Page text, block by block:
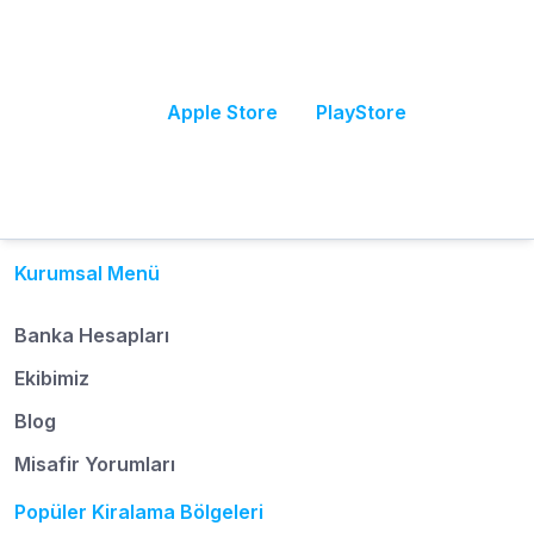
Apple Store PlayStore
Kurumsal Menü
Banka Hesapları
Ekibimiz
Blog
Misafir Yorumları
Popüler Kiralama Bölgeleri